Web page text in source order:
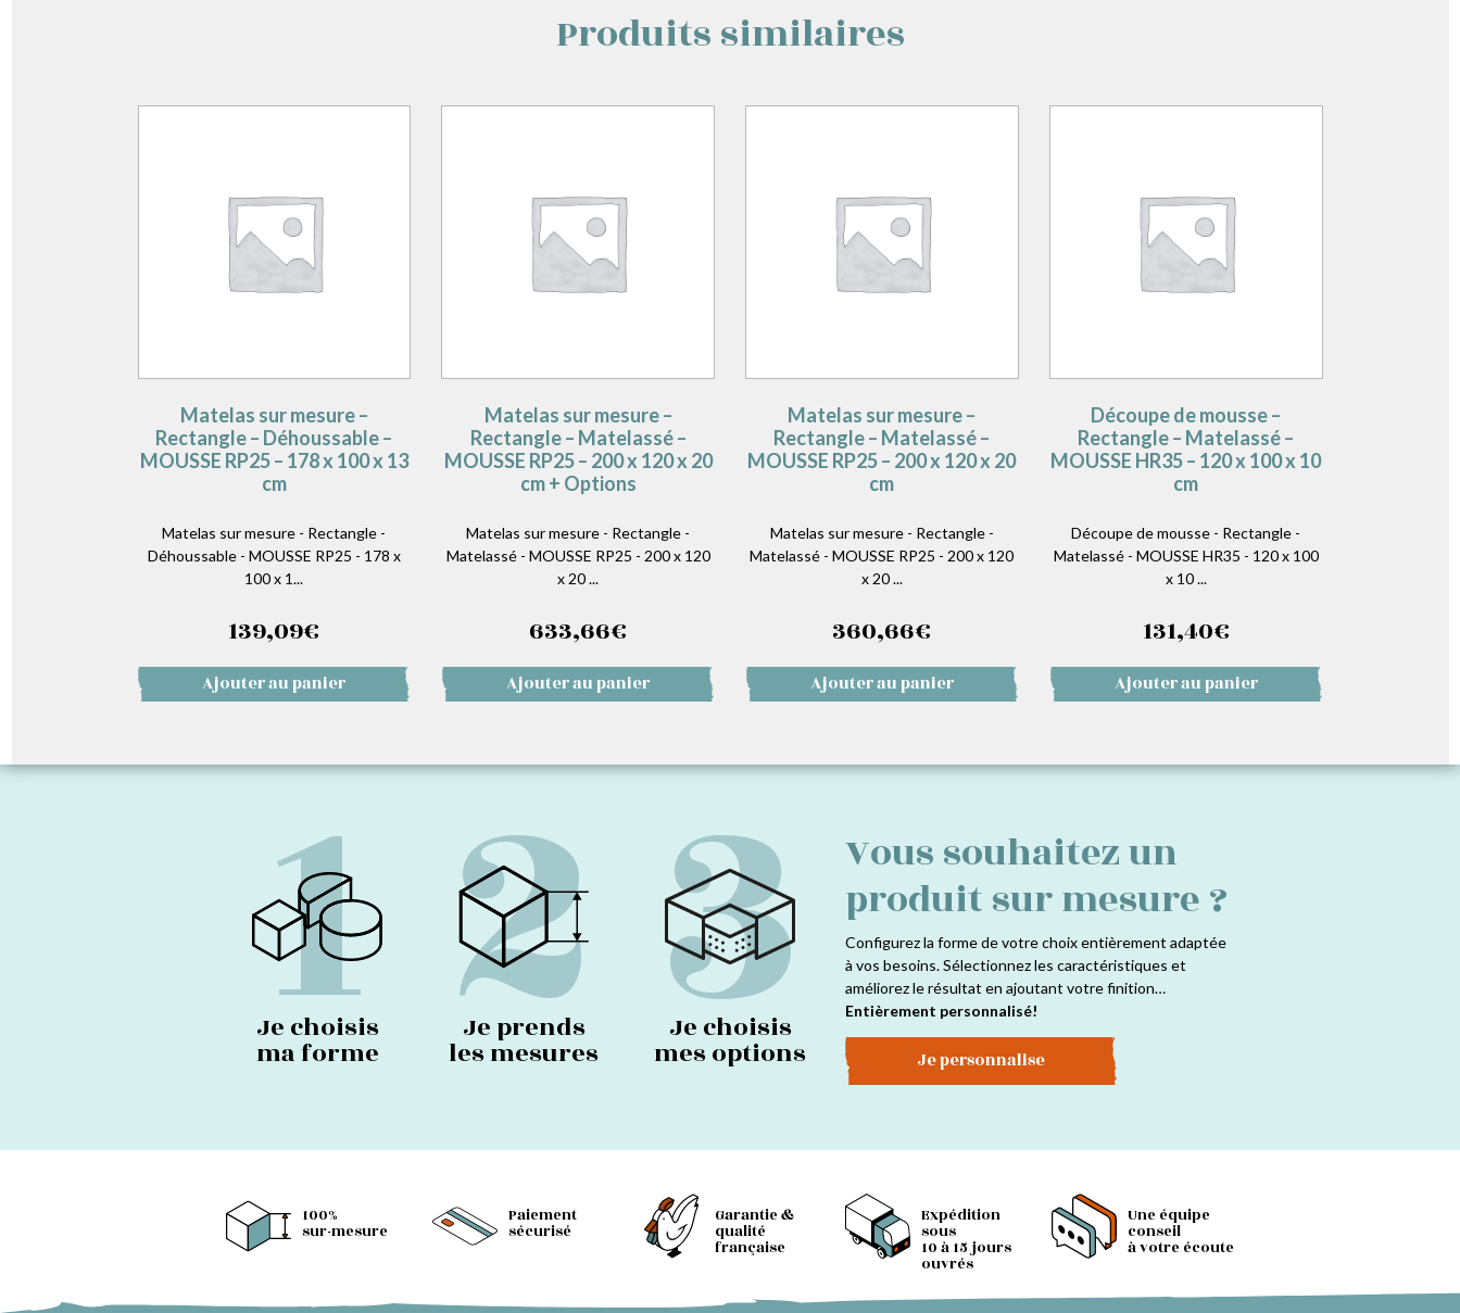
Produits similaires
Matelas sur mesure –
Rectangle – Déhoussable –
MOUSSE RP25 – 178 x 100 x 13
cm
Matelas sur mesure - Rectangle -
Déhoussable - MOUSSE RP25 - 178 x
100 x 1...
139,09€
Ajouter au panier
Matelas sur mesure –
Rectangle – Matelassé –
MOUSSE RP25 – 200 x 120 x 20
cm + Options
Matelas sur mesure - Rectangle -
Matelassé - MOUSSE RP25 - 200 x 120
x 20 ...
633,66€
Ajouter au panier
Matelas sur mesure –
Rectangle – Matelassé –
MOUSSE RP25 – 200 x 120 x 20
cm
Matelas sur mesure - Rectangle -
Matelassé - MOUSSE RP25 - 200 x 120
x 20 ...
360,66€
Ajouter au panier
Découpe de mousse –
Rectangle – Matelassé –
MOUSSE HR35 – 120 x 100 x 10
cm
Découpe de mousse - Rectangle -
Matelassé - MOUSSE HR35 - 120 x 100
x 10 ...
131,40€
Ajouter au panier
1
Je choisis
ma forme 2
Je prends
les mesures 3
Je choisis
mes options
Vous souhaitez un
produit sur mesure ?
Configurez la forme de votre choix entièrement adaptée
à vos besoins. Sélectionnez les caractéristiques et
améliorez le résultat en ajoutant votre finition…
Entièrement personnalisé!
Je personnalise
100%
sur-mesure
Paiement
sécurisé
Garantie &
qualité
française
Expédition
sous
10 à 15 jours
ouvrés
Une équipe
conseil
à votre écoute